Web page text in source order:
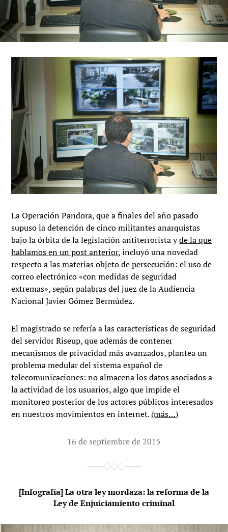
La Operación Pandora, que a finales del año pasado
supuso la detención de cinco militantes anarquistas
bajo la órbita de la legislación antiterrorista yde la que
hablamos en un post anterior, incluyó una novedad
respecto a las materias objeto de persecución: el uso de
correo electrónico «con medidas de seguridad
extremas», según palabras del juez de la Audiencia
Nacional Javier Gómez Bermúdez.
El magistrado se refería a las características de seguridad
del servidor Riseup, que además de contener
mecanismos de privacidad más avanzados, plantea un
problema medular del sistema español de
telecomunicaciones: no almacena los datos asociados a
la actividad de los usuarios, algo que impide el
monitoreo posterior de los actores públicos interesados
en nuestros movimientos en internet.(más…)
16 de septiembre de 2015
[Infografía] La otra ley mordaza: la reforma de la
Ley de Enjuiciamiento criminal